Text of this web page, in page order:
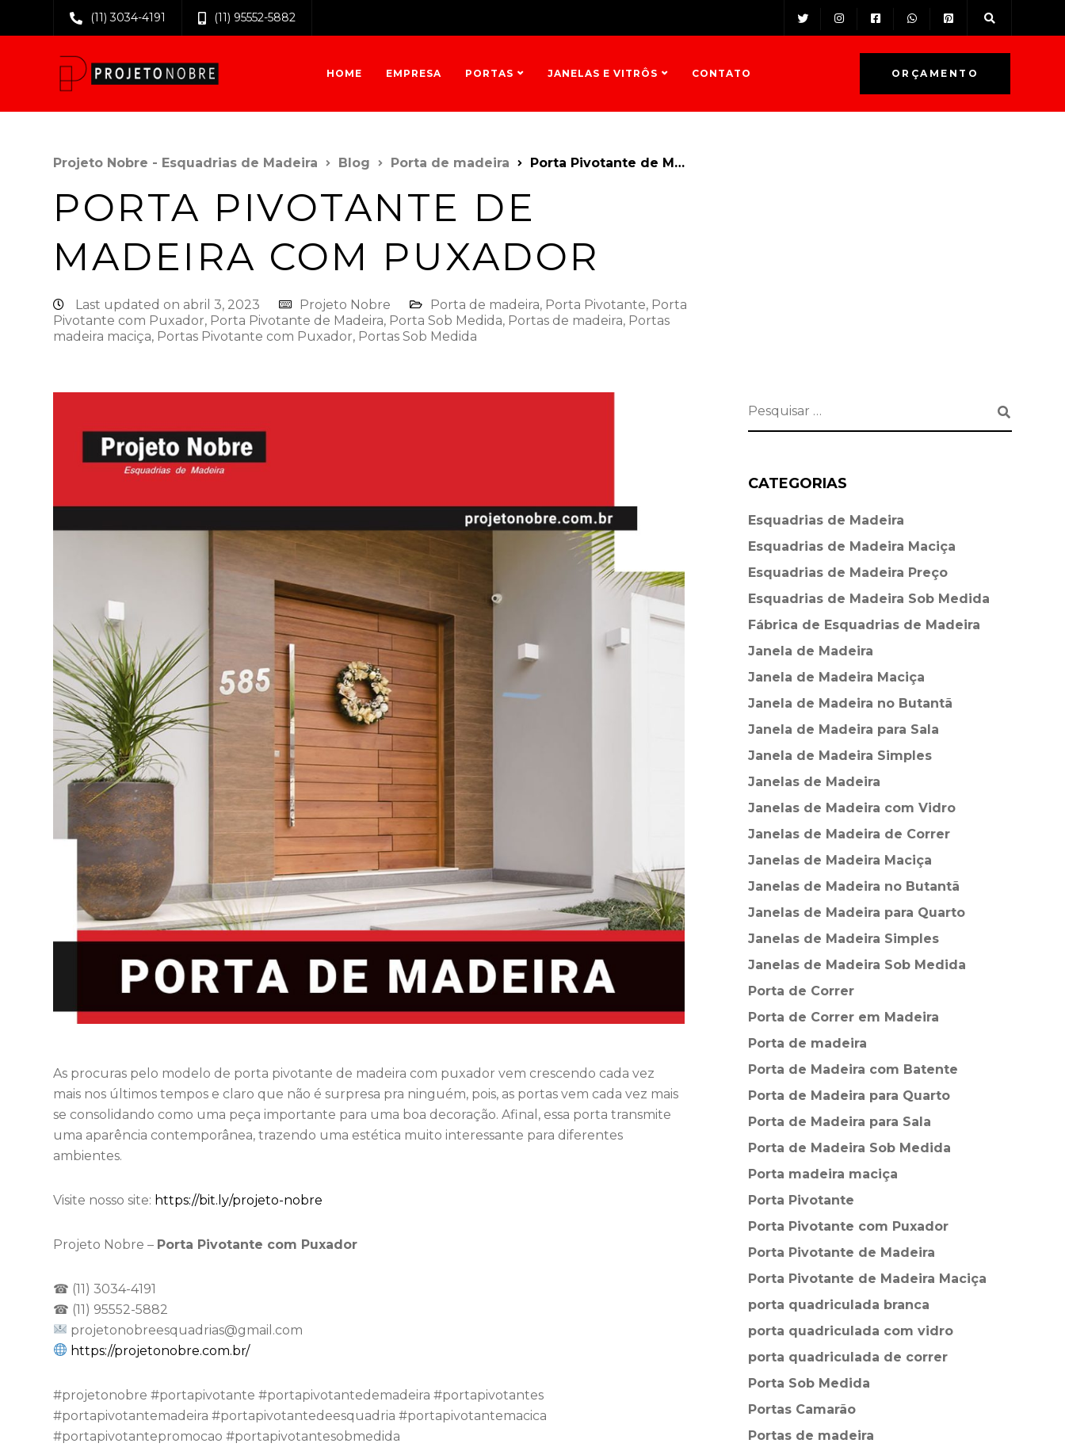
(11) 3034-4191 (11) 95552-5882
HOME EMPRESA PORTAS JANELAS E VITRÔS CONTATO ORÇAMENTO
Projeto Nobre - Esquadrias de Madeira Blog Porta de madeira Porta Pivotante de Madeira com Puxador
PORTA PIVOTANTE DE
MADEIRA COM PUXADOR
Last updated on abril 3, 2023 Projeto Nobre Porta de madeira, Porta Pivotante, Porta
Pivotante com Puxador, Porta Pivotante de Madeira, Porta Sob Medida, Portas de madeira, Portas
madeira maciça, Portas Pivotante com Puxador, Portas Sob Medida
As procuras pelo modelo de porta pivotante de madeira com puxador vem crescendo cada vez
mais nos últimos tempos e claro que não é surpresa pra ninguém, pois, as portas vem cada vez mais
se consolidando como uma peça importante para uma boa decoração. Afinal, essa porta transmite
uma aparência contemporânea, trazendo uma estética muito interessante para diferentes
ambientes.
Visite nosso site: https://bit.ly/projeto-nobre
Projeto Nobre – Porta Pivotante com Puxador
☎ (11) 3034-4191
☎ (11) 95552-5882
projetonobreesquadrias@gmail.com
https://projetonobre.com.br/
⁠#projetonobre #portapivotante #portapivotantedemadeira #portapivotantes
#portapivotantemadeira #portapivotantedeesquadria #portapivotantemacica
#portapivotantepromocao #portapivotantesobmedida
CATEGORIAS
Esquadrias de Madeira⁠
Esquadrias de Madeira Maciça
Esquadrias de Madeira Preço
Esquadrias de Madeira Sob Medida
Fábrica de Esquadrias de Madeira
Janela de Madeira
Janela de Madeira Maciça
Janela de Madeira no Butantã
Janela de Madeira para Sala
Janela de Madeira Simples
Janelas de Madeira
Janelas de Madeira com Vidro
Janelas de Madeira de Correr
Janelas de Madeira Maciça
Janelas de Madeira no Butantã
Janelas de Madeira para Quarto
Janelas de Madeira Simples
Janelas de Madeira Sob Medida
Porta de Correr
Porta de Correr em Madeira
Porta de madeira
Porta de Madeira com Batente
Porta de Madeira para Quarto
Porta de Madeira para Sala
Porta de Madeira Sob Medida
Porta madeira maciça
Porta Pivotante
Porta Pivotante com Puxador
Porta Pivotante de Madeira
Porta Pivotante de Madeira Maciça
porta quadriculada branca
porta quadriculada com vidro
porta quadriculada de correr
Porta Sob Medida
Portas Camarão
Portas de madeira